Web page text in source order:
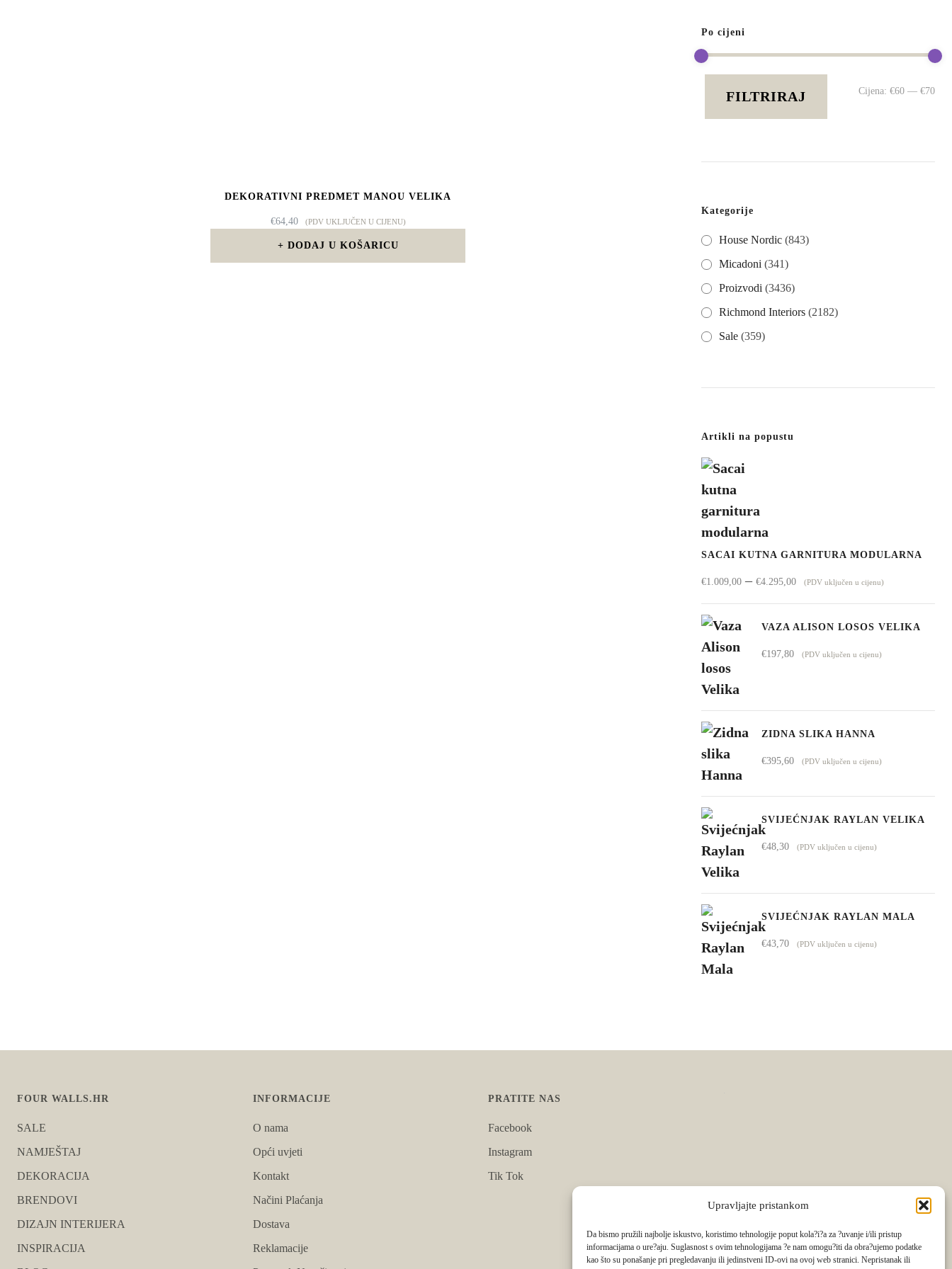
Upravljajte pristankom
Da bismo pružili najbolje iskustvo, koristimo tehnologije poput kola?i?a za ?uvanje i/ili pristup
informacijama o ure?aju. Suglasnost s ovim tehnologijama ?e nam omogu?iti da obra?ujemo podatke
kao što su ponašanje pri pregledavanju ili jedinstveni ID-ovi na ovoj web stranici. Nepristanak ili
DEKORATIVNI PREDMET MANOU VELIKA
€64,40 (PDV UKLJUČEN U CIJENU)
DODAJ U KOŠARICU
Po cijeni
FILTRIRAJ Cijena: €60 — €70
Kategorije
House Nordic (843)
Micadoni (341)
Proizvodi (3436)
Richmond Interiors (2182)
Sale (359)
Artikli na popustu
SACAI KUTNA GARNITURA MODULARNA
€1.009,00 – €4.295,00Raspon
cijena:
od
(PDV uključen u cijenu)
VAZA ALISON LOSOS VELIKA
€197,80 (PDV uključen u cijenu)
ZIDNA SLIKA HANNA
€395,60 (PDV uključen u cijenu)
SVIJEĆNJAK RAYLAN VELIKA
€48,30 (PDV uključen u cijenu)
SVIJEĆNJAK RAYLAN MALA
€43,70 (PDV uključen u cijenu)
FOUR WALLS.HR
SALE
NAMJEŠTAJ
DEKORACIJA
BRENDOVI
DIZAJN INTERIJERA
INSPIRACIJA
INFORMACIJE
O nama
Opći uvjeti
Kontakt
Načini Plaćanja
Dostava
Reklamacije
PRATITE NAS
Facebook
Instagram
Tik Tok